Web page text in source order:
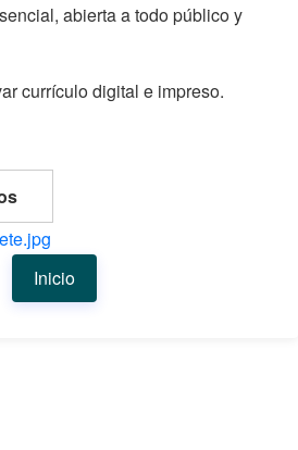
abierta a todo público y
currículo digital e impreso.
Inicio